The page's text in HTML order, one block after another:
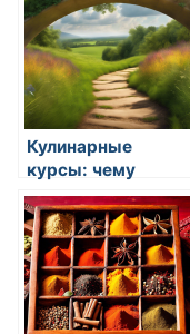
Кулинарные
курсы: чему
можно научиться?